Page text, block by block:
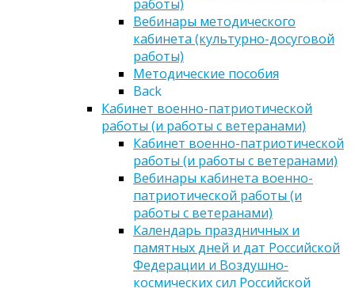
работы)
Вебинары методического
кабинета (культурно-досуговой
работы)
Методические пособия
Back
Кабинет военно-патриотической
работы (и работы с ветеранами)
Кабинет военно-патриотической
работы (и работы с ветеранами)
Вебинары кабинета военно-
патриотической работы (и
работы с ветеранами)
Календарь праздничных и
памятных дней и дат Российской
Федерации и Воздушно-
космических сил Российской